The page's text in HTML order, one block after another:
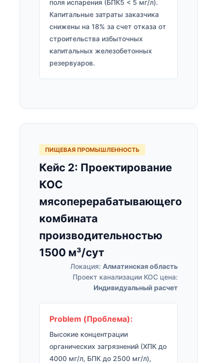
поля испарения (БПК5 < 5 мг/л).
Капитальные затраты заказчика
снижены на 18% за счет отказа от
строительства избыточных
капитальных железобетонных
резервуаров.
ПИЩЕВАЯ ПРОМЫШЛЕННОСТЬ
Кейс 2: Проектирование
КОС
мясоперерабатывающего
комбината
производительностью
1500 м³/сут
Локация: Алматинская область
Проект канализации КОС цена:
Индивидуальный расчет
Problem (Проблема):
Высокие концентрации
органических загрязнений (ХПК до
4000 мг/л, БПК до 2500 мг/л),